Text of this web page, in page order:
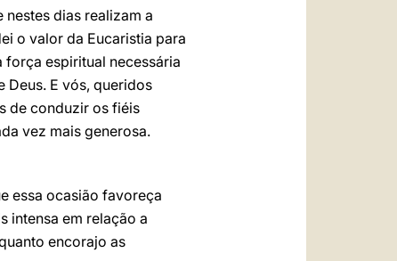
nestes dias realizam a
o valor da Eucaristia para
força espiritual necessária
Deus. E vós, queridos
de conduzir os fiéis
vez mais generosa.
essa ocasião favoreça
intensa em relação a
encorajo as